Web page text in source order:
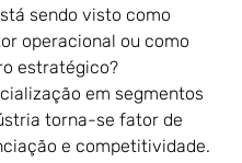
sendo visto como
operacional ou como
estratégico?
em segmentos
torna-se fator de
e competitividade.